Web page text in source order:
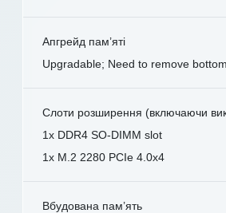
Апгрейд пам’яті
Upgradable; Need to remove
Слоти розширення (включаючи
1x DDR4 SO-DIMM slot
1x M.2 2280 PCIe 4.0x4
Вбудована пам’ять